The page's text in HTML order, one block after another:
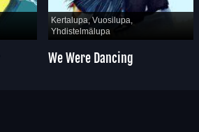
Kertalupa, Vuosilupa,
Yhdistelmälupa
We Were Dancing